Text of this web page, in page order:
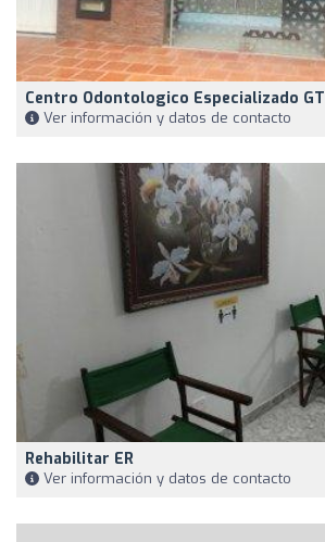
Centro Odontologico Especializado GT
Ver información y datos de contacto
Rehabilitar ER
Ver información y datos de contacto